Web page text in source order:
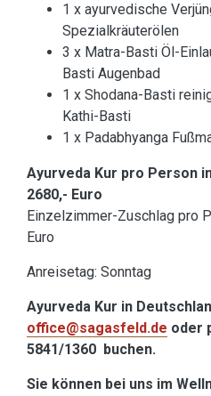
1 x ayurvedische
Spezialkräuterölen
3 x Matra-Basti Öl-
Basti Augenbad
1 x Shodana-Basti
Kathi-Basti
1 x Padabhyanga
Ayurveda Kur pro Person
2680,- Euro
Einzelzimmer-Zuschlag pro
Euro
Anreisetag: Sonntag
Ayurveda Kur in
office@sagasfeld.de oder
5841/1360 buchen.
Sie können bei uns im